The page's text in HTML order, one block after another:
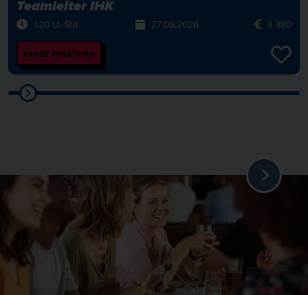
Teamleiter IHK
120 U.-Std. 27.08.2026 3 380
mehr erfahren